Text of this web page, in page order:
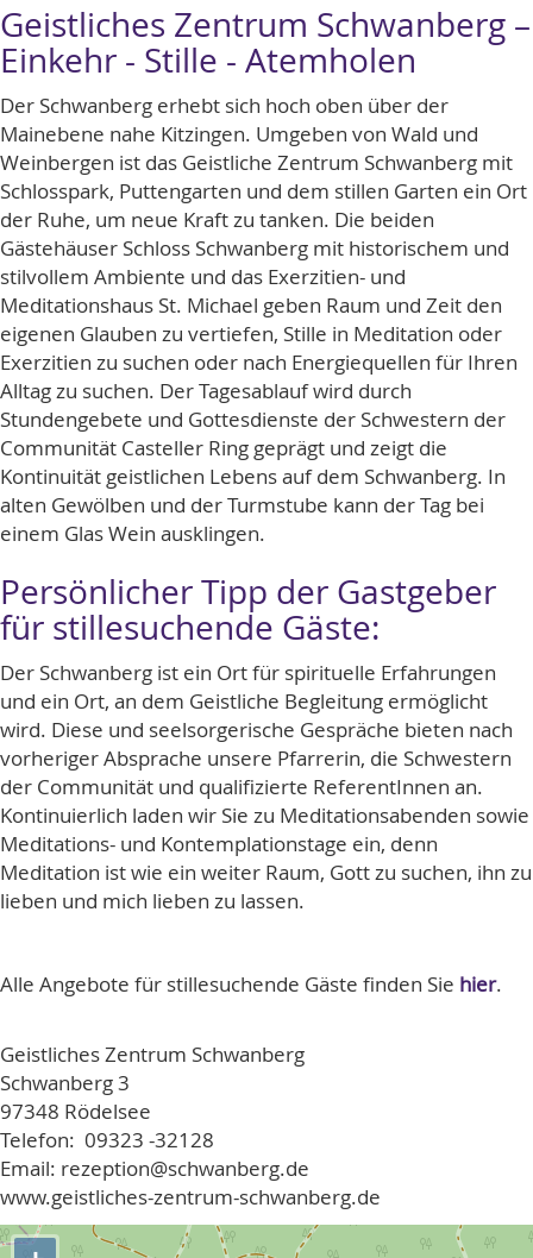
Geistliches Zentrum Schwanberg –
Einkehr - Stille - Atemholen
Der Schwanberg erhebt sich hoch oben über der
Mainebene nahe Kitzingen. Umgeben von Wald und
Weinbergen ist das Geistliche Zentrum Schwanberg mit
Schlosspark, Puttengarten und dem stillen Garten ein Ort
der Ruhe, um neue Kraft zu tanken. Die beiden
Gästehäuser Schloss Schwanberg mit historischem und
stilvollem Ambiente und das Exerzitien- und
Meditationshaus St. Michael geben Raum und Zeit den
eigenen Glauben zu vertiefen, Stille in Meditation oder
Exerzitien zu suchen oder nach Energiequellen für Ihren
Alltag zu suchen. Der Tagesablauf wird durch
Stundengebete und Gottesdienste der Schwestern der
Communität Casteller Ring geprägt und zeigt die
Kontinuität geistlichen Lebens auf dem Schwanberg. In
alten Gewölben und der Turmstube kann der Tag bei
einem Glas Wein ausklingen.
Persönlicher Tipp der Gastgeber
für stillesuchende Gäste:
Der Schwanberg ist ein Ort für spirituelle Erfahrungen
und ein Ort, an dem Geistliche Begleitung ermöglicht
wird. Diese und seelsorgerische Gespräche bieten nach
vorheriger Absprache unsere Pfarrerin, die Schwestern
der Communität und qualifizierte ReferentInnen an.
Kontinuierlich laden wir Sie zu Meditationsabenden sowie
Meditations- und Kontemplationstage ein, denn
Meditation ist wie ein weiter Raum, Gott zu suchen, ihn zu
lieben und mich lieben zu lassen.
Alle Angebote für stillesuchende Gäste finden Sie hier.
Geistliches Zentrum Schwanberg
Schwanberg 3
97348 Rödelsee
Telefon: 09323 -32128
Email: rezeption@schwanberg.de
www.geistliches-zentrum-schwanberg.de